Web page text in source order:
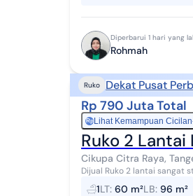
Diperbarui 1 hari yang
Rohmah
Ruko Dekat Pusat
Rp 790 Juta Total
RpLihat Kemampuan
Ruko 2 Lantai
Cikupa Citra Raya,
Dijual Ruko 2 lantai sangat
Listrik 2200 watt - Kamar
1LT: 60 m²LB: 96 m²